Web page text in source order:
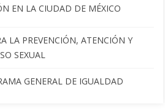
EN LA CIUDAD DE MÉXICO
LA PREVENCIÓN, ATENCIÓN Y
SEXUAL
GENERAL DE IGUALDAD